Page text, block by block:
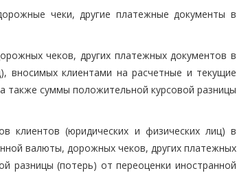
чеки, другие платежные документы в
чеков, других платежных документов в
вносимых клиентами на расчетные и текущие
также суммы положительной курсовой разницы
клиентов (юридических и физических лиц) в
валюты, дорожных чеков, других платежных
разницы (потерь) от переоценки иностранной